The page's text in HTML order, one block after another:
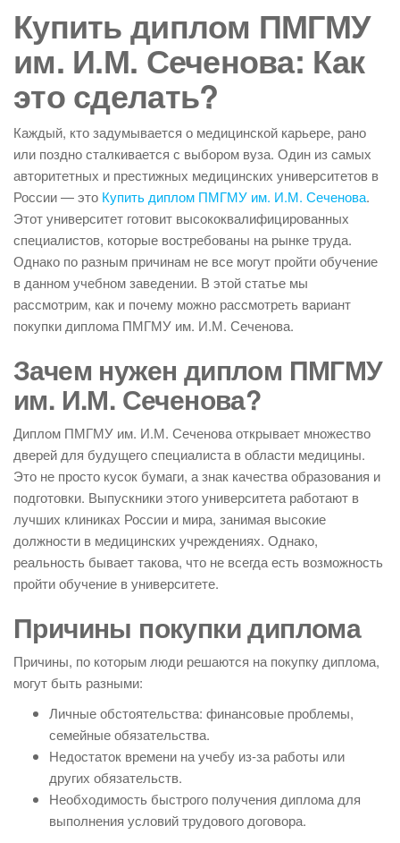
Купить диплом ПМГМУ
им. И.М. Сеченова: Как
это сделать?
Каждый, кто задумывается о медицинской карьере, рано
или поздно сталкивается с выбором вуза. Один из самых
авторитетных и престижных медицинских университетов в
России — это Купить диплом ПМГМУ им. И.М. Сеченова.
Этот университет готовит высококвалифицированных
специалистов, которые востребованы на рынке труда.
Однако по разным причинам не все могут пройти обучение
в данном учебном заведении. В этой статье мы
рассмотрим, как и почему можно рассмотреть вариант
покупки диплома ПМГМУ им. И.М. Сеченова.
Зачем нужен диплом ПМГМУ
им. И.М. Сеченова?
Диплом ПМГМУ им. И.М. Сеченова открывает множество
дверей для будущего специалиста в области медицины.
Это не просто кусок бумаги, а знак качества образования и
подготовки. Выпускники этого университета работают в
лучших клиниках России и мира, занимая высокие
должности в медицинских учреждениях. Однако,
реальность бывает такова, что не всегда есть возможность
пройти обучение в университете.
Причины покупки диплома
Причины, по которым люди решаются на покупку диплома,
могут быть разными:
Личные обстоятельства: финансовые проблемы,
семейные обязательства.
Недостаток времени на учебу из-за работы или
других обязательств.
Необходимость быстрого получения диплома для
выполнения условий трудового договора.